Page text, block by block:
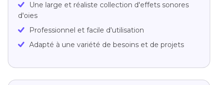
Une large et réaliste collection d'effets sonores
d'oies
Professionnel et facile d'utilisation
Adapté à une variété de besoins et de projets